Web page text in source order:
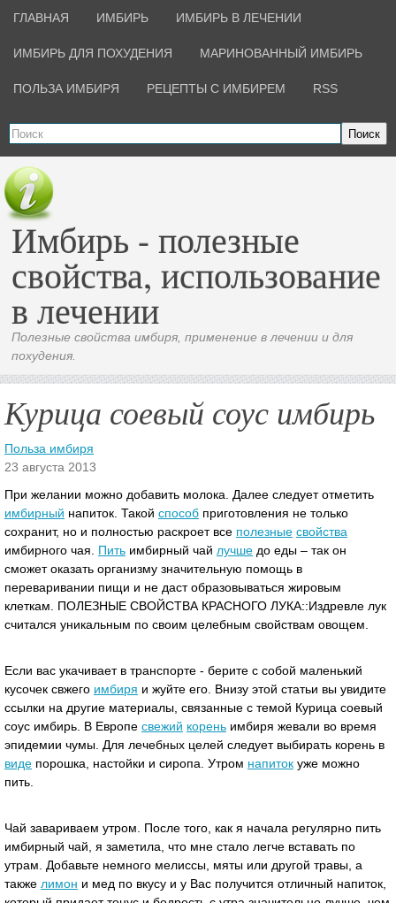
ГЛАВНАЯ ИМБИРЬ ИМБИРЬ В ЛЕЧЕНИИ
ИМБИРЬ ДЛЯ ПОХУДЕНИЯ МАРИНОВАННЫЙ ИМБИРЬ
ПОЛЬЗА ИМБИРЯ РЕЦЕПТЫ С ИМБИРЕМ RSS
Поиск
Имбирь - полезные
свойства, использование
в лечении
Полезные свойства имбиря, применение в лечении и для
похудения.
Курица соевый соус имбирь
Польза имбиря
23 августа 2013
При желании можно добавить молока. Далее следует отметить
имбирный напиток. Такой способ приготовления не только
сохранит, но и полностью раскроет все полезные свойства
имбирного чая. Пить имбирный чай лучше до еды – так он
сможет оказать организму значительную помощь в
переваривании пищи и не даст образовываться жировым
клеткам.
ПОЛЕЗНЫЕ СВОЙСТВА КРАСНОГО ЛУКА::Издревле лук
считался уникальным по своим целебным свойствам овощем.
Если вас укачивает в транспорте - берите с собой маленький
кусочек свжего имбиря и жуйте его. Внизу этой статьи вы увидите
ссылки на другие материалы, связанные с темой Курица соевый
соус имбирь. В Европе свежий корень имбиря жевали во время
эпидемии чумы. Для лечебных целей следует выбирать корень в
виде порошка, настойки и сиропа. Утром напиток уже можно
пить.
Чай завариваем утром. После того, как я начала регулярно пить
имбирный чай, я заметила, что мне стало легче вставать по
утрам. Добавьте немного мелиссы, мяты или другой травы, а
также лимон и мед по вкусу и у Вас получится отличный напиток,